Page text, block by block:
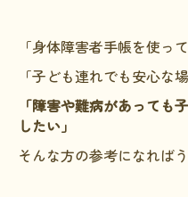
会員登録のメリット
難病患者さんの生活と治療
「身体障害者手帳を使っ
「子ども連れでも安心な
「障害や難病があっても
したい」
そんな方の参考になれば